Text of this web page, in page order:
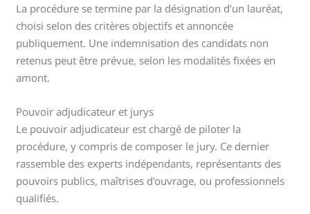
La procédure se termine par la désignation d’un lauréat,
choisi selon des critères objectifs et annoncée
publiquement. Une indemnisation des candidats non
retenus peut être prévue, selon les modalités fixées en
amont.
Pouvoir adjudicateur et jurys
Le pouvoir adjudicateur est chargé de piloter la
procédure, y compris de composer le jury. Ce dernier
rassemble des experts indépendants, représentants des
pouvoirs publics, maîtrises d’ouvrage, ou professionnels
qualifiés.